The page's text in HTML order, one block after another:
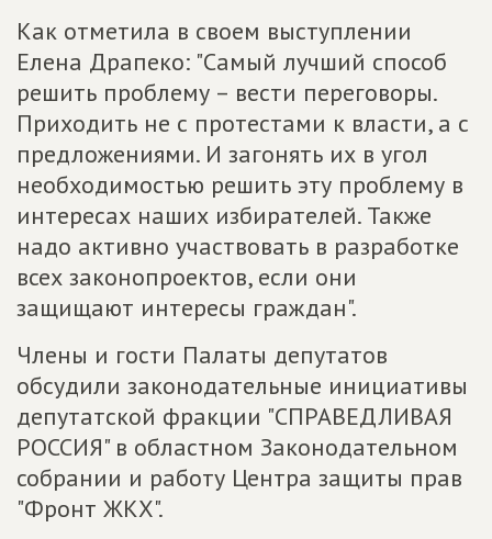
Как отметила в своем выступлении
Елена Драпеко: "Самый лучший способ
решить проблему – вести переговоры.
Приходить не с протестами к власти, а с
предложениями. И загонять их в угол
необходимостью решить эту проблему в
интересах наших избирателей. Также
надо активно участвовать в разработке
всех законопроектов, если они
защищают интересы граждан".
Члены и гости Палаты депутатов
обсудили законодательные инициативы
депутатской фракции "СПРАВЕДЛИВАЯ
РОССИЯ" в областном Законодательном
собрании и работу Центра защиты прав
"Фронт ЖКХ".